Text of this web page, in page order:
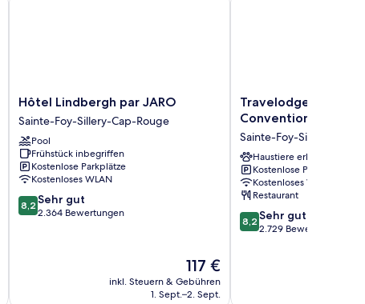
Hôtel
Lindbergh
par
JARO
Sainte-
Foy-
Sillery-
Cap-
Rouge
Hôtel Lindbergh par JARO
Sainte-Foy-Sillery-Cap-Rouge
Pool
Frühstück inbegriffen
Kostenlose Parkplätze
Kostenloses WLAN
8.2
von
8,2 Sehr gut
2.364 Bewertungen
Der
Preis
beträgt
117 €
inkl. Steuern & Gebühren
1. Sept.–2. Sept.
Travelodge
by
Hotel
&
Convention
Centre
Quebec
City
Sainte-
Travelodge by
Convention Centre
Sainte-Foy-Sillery-Cap-
Haustiere erlaubt
Kostenlose Parkplätze
Kostenloses WLAN
Restaurant
8.2
von
8,2 Sehr gut
2.729 Bewertungen